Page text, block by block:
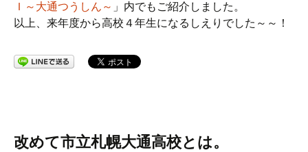
Ｉ～大通つうしん～ 」内でもご紹介しました。
以上、来年度から高校４年生になるしえりでした～～！
改めて市立札幌大通高校とは。